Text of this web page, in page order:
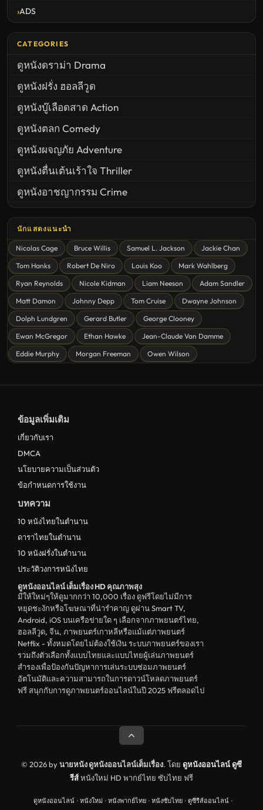
ADS
CATEGORIES
ดูหนังดราม่า Drama
ดูหนังฝรั่ง ฮอลลีวูด
ดูหนังบู๊เลือดสาด Action
ดูหนังตลก Comedy
ดูหนังผจญภัย Adventure
ดูหนังตื่นเต้นเร้าใจ Thriller
ดูหนังอาชญากรรม Crime
ดูหนังสยองขวัญ Horror
ดูหนังโรแมนติก Romance
หนังชีวิต
ดูหนังแฟนตาซี Fantasy
ดูหนังลึกลับ Mystery
ดูหนังอนิเมชั่น Animation
ดูหนังไซไฟ Sci-Fi
ดูหนังญี่ปุ่น Japan
ดูหนังชีวประวัติ Biography
ดูหนังเกาหลีใต้ South Korea
ระทึกขวัญ
ตลก
ดูหนังจีน China
unknown
ดูหนังอีโรติก R18+ erotic
บู๊
หนังฝรั่ง
ดูหนังสารคดี Documentary
สยองขวัญ
ดูหนังอินเดีย India
ดูหนังจีนฮ่องกง Hong Kong
ดูหนังฝรั่งเศส France
ดูหนังฝรั่งแคนนาดา Canada
หนังรักโรแมนติก
นักแสดงแนะนำ
Nicolas Cage Bruce Willis Samuel L. Jackson
Jackie Chan
Tom Hanks
Robert De Niro Louis Koo
Mark Wahlberg
Ryan Reynolds
Nicole Kidman Liam Neeson
Adam Sandler
Matt Damon
Johnny Depp Tom Cruise
Dwayne Johnson
Dolph Lundgren
Gerard Butler
George Clooney
Ewan McGregor
Ethan Hawke
Jean-Claude Van Damme
Eddie Murphy
Morgan Freeman Owen Wilson
ข้อมูลเพิ่มเติม
เกี่ยวกับเรา
DMCA
นโยบายความเป็นส่วนตัว
ข้อกำหนดการใช้งาน
บทความ
10 หนังไทยในตำนาน
ดาราไทยในตำนาน
10 หนังฝรั่งในตำนาน
ประวัติวงการหนังไทย
ดูหนังออนไลน์ เต็มเรื่อง HD คุณภาพสุง
มีให้ใหม่ๆให้ดูมากกว่า 10,000 เรื่อง ดูฟรีโดยไม่มีการ
หยุดชะงักหรือโฆษณาที่น่ารำคาญ ดูผ่าน Smart TV,
Android, iOS บนเครือข่ายใด ๆ เลือกจากภาพยนตร์ไทย,
ฮอลลีวูด, จีน, ภาพยนตร์เกาหลีหรือแม้แต่ภาพยนตร์
Netflix - ทั้งหมดโดยไม่ต้องใช้เงิน ระบบภาพยนตร์ของเรา
รวมถึงตัวเลือกทั้งแบบไทยและแบบไทยผู้เล่นภาพยนตร์
สำรองเพื่อป้องกันปัญหาการเล่นระบบซ่อมภาพยนตร์
อัตโนมัติและความสามารถในการดาวน์โหลดภาพยนตร์
ฟรี สนุกกับการดูภาพยนตร์ออนไลน์ในปี 2025 ฟรีตลอดไป
© 2026 byนายหนัง ดูหนังออนไลน์เต็มเรื่อง. โดย ดูหนังออนไลน์ ดูซี
รีส์หนังใหม่ HD พากย์ไทย ซับไทย ฟรี
ดูหนังออนไลน์ · หนังใหม่ · หนังพากย์ไทย · หนังซับไทย · ดูซีรีส์ออนไลน์ ·